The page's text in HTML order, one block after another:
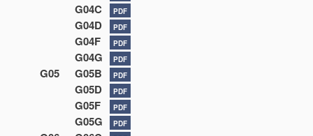
G04C PDF
G04D PDF
G04F PDF
G04G PDF
G05 G05B PDF
G05D PDF
G05F PDF
G05G PDF